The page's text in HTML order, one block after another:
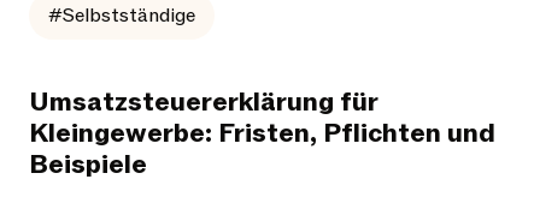
#Selbstständige
Umsatzsteuererklärung für
Kleingewerbe: Fristen, Pflichten und
Beispiele